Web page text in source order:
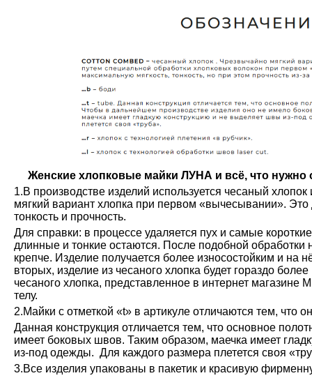
Женские хлопковые майки ЛУНА и всё, что нужно
1.В производстве изделий используется чесаный
мягкий вариант хлопка при первом «вычесывании». Это
тонкость и прочность.
Для справки: в процессе удаляется пух и самые
длинные и тонкие остаются. После подобной обработки
крепче. Изделие получается более износостойким и на
вторых, изделие из чесаного хлопка будет гораздо
чесаного хлопка, представленное в интернет магазине
телу.
2.Майки с отметкой «t» в артикуле отличаются тем, что
Данная конструкция отличается тем, что основное
имеет боковых швов. Таким образом, маечка имеет
из-под одежды. Для каждого размера плетется своя
3.Все изделия упакованы в пакетик и красивую